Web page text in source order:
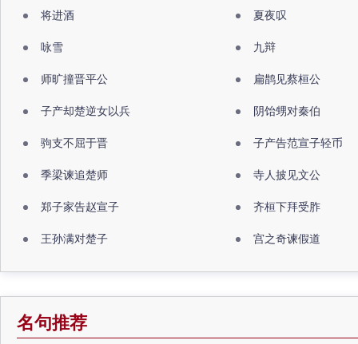
将进酒 夏夜叹
咏雪 九辩
师旷撞晋平公 扁鹊见蔡桓公
子产却楚逆女以兵 阴饴甥对秦伯
驹支不屈于晋 子产告范宣子轻币
季梁谏追楚师 寺人披见文公
郑子家告赵宣子 齐桓下拜受胙
王孙满对楚子 宫之奇谏假道
名句推荐